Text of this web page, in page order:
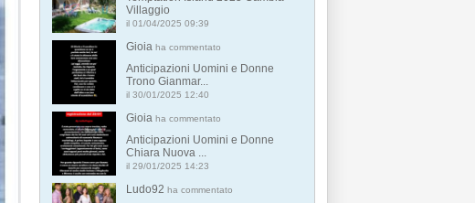
Villaggio
il 01/04/2025 09:39
Gioia ha commentato
Anticipazioni Uomini e Donne
Trono Gianmar...
il 30/01/2025 12:40
Gioia ha commentato
Anticipazioni Uomini e Donne
Chiara Nuova ...
il 29/01/2025 14:23
Ludo92 ha commentato